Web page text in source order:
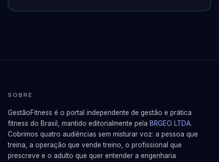
SOBRE
GestãoFitness é o portal independente de gestão e prática
fitness do Brasil, mantido editorialmente pela BRGEO LTDA.
Cobrimos quatro audiências sem misturar voz: a pessoa que
treina, a operação que vende treino, o profissional que
prescreve e o adulto que quer entender a engenharia